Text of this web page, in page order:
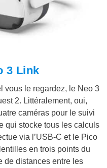
3 Link
vous le regardez, le Neo 3
2. Littéralement, oui,
caméras pour le suivi
qui stocke tous les calculs
via l’USB-C et le Pico
en trois points du
de distances entre les